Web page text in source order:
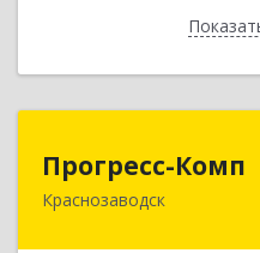
Прогресс-Комп
Краснозаводск
141321, Московская